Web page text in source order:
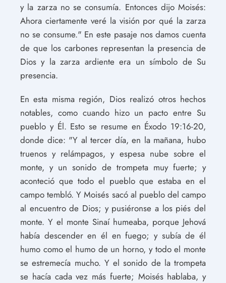
y la zarza no se consumía. Entonces dijo Moisés:
Ahora ciertamente veré la visión por qué la zarza
no se consume." En este pasaje nos damos cuenta
de que los carbones representan la presencia de
Dios y la zarza ardiente era un símbolo de Su
presencia.
En esta misma región, Dios realizó otros hechos
notables, como cuando hizo un pacto entre Su
pueblo y Él. Esto se resume en Éxodo 19:16-20,
donde dice: "Y al tercer día, en la mañana, hubo
truenos y relámpagos, y espesa nube sobre el
monte, y un sonido de trompeta muy fuerte; y
aconteció que todo el pueblo que estaba en el
campo tembló. Y Moisés sacó al pueblo del campo
al encuentro de Dios; y pusiéronse a los piés del
monte. Y el monte Sinaí humeaba, porque Jehová
había descender en él en fuego; y subía de él
humo como el humo de un horno, y todo el monte
se estremecía mucho. Y el sonido de la trompeta
se hacía cada vez más fuerte; Moisés hablaba, y